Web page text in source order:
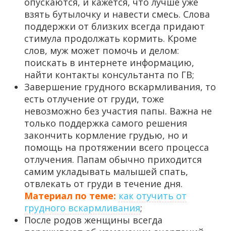
взять бутылочку и навести смесь. Слова
поддержки от близких всегда придают
стимула продолжать кормить. Кроме
слов, муж может помочь и делом:
поискать в интернете информацию,
найти контакты консультанта по ГВ;
Завершение грудного вскармливания, то
есть отлучение от груди, тоже
невозможно без участия папы. Важна не
только поддержка самого решения
закончить кормление грудью, но и
помощь на протяжении всего процесса
отлучения. Папам обычно приходится
самим укладывать малышей спать,
отвлекать от груди в течение дня.
Материал по теме: как отучить от
грудного вскармливания;
После родов женщины всегда